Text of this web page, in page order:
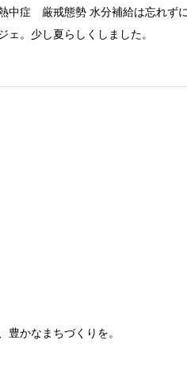
中症 厳戒態勢 水分補給は忘れず
ェ。少し夏らしくしました。
豊かなまちづくりを。